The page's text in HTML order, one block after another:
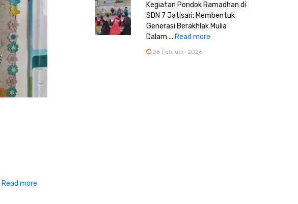
Read more
Kegiatan Pondok Ramadhan di
SDN 7 Jatisari: Membentuk
Generasi Berakhlak Mulia
Dalam ... Read more
26 Februari 2026